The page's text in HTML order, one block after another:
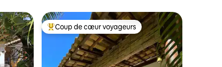
Coup de cœur voyageurs parmi les plus aimés
Coup de cœur voyageurs